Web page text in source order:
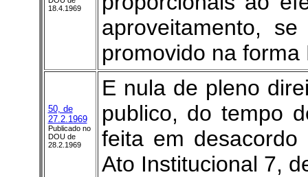
18.4.1969
aproveitamento,
promovido na forma
50, de
27.2.1969
Publicado no
DOU de
28.2.1969
E nula de pleno
publico, do tempo
feita em
Ato Institucional 7,